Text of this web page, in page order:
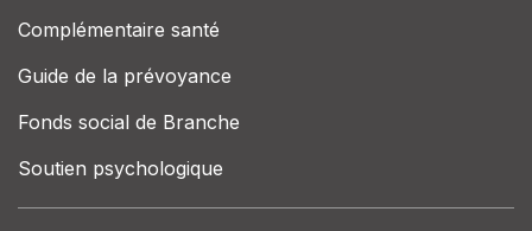
Complémentaire santé
Guide de la prévoyance
Fonds social de Branche
Soutien psychologique